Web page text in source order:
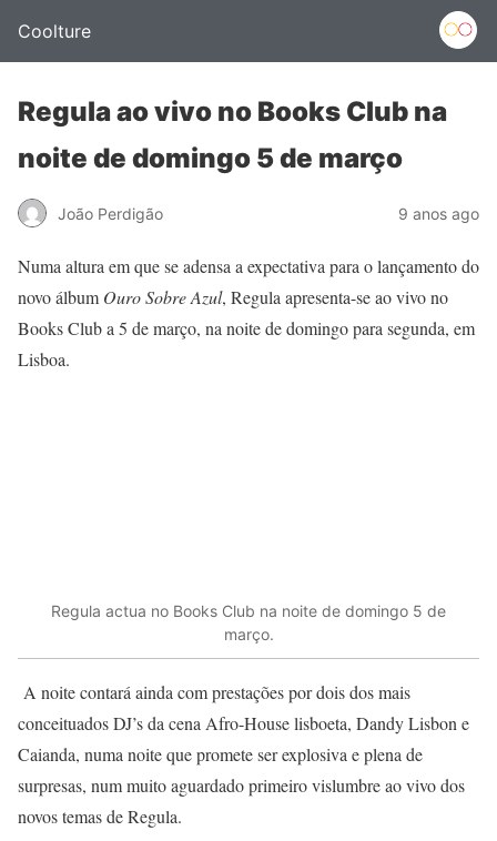
Coolture
Regula ao vivo no Books Club na
noite de domingo 5 de março
João Perdigão 9 anos ago
Numa altura em que se adensa a expectativa para o lançamento do
novo álbum Ouro Sobre Azul, Regula apresenta-se ao vivo no
Books Club a 5 de março, na noite de domingo para segunda, em
Lisboa.
Regula actua no Books Club na noite de domingo 5 de
março.
A noite contará ainda com prestações por dois dos mais
conceituados DJ’s da cena Afro-House lisboeta, Dandy Lisbon e
Caianda, numa noite que promete ser explosiva e plena de
surpresas, num muito aguardado primeiro vislumbre ao vivo dos
novos temas de Regula.